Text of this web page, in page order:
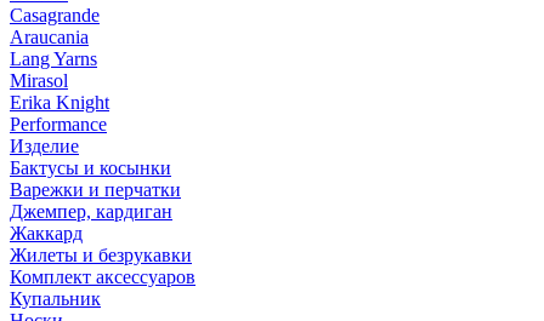
Casagrande
Araucania
Lang Yarns
Mirasol
Erika Knight
Performance
Изделие
Бактусы и косынки
Варежки и перчатки
Джемпер, кардиган
Жаккард
Жилеты и безрукавки
Комплект аксессуаров
Купальник